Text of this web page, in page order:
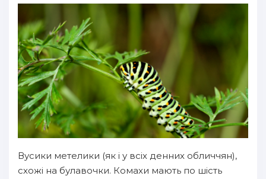
Вусики метелики (як і у всіх денних обличчян),
схожі на булавочки. Комахи мають по шість